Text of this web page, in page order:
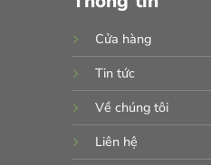
Cửa hàng
Tin tức
Về chúng tôi
Liên hệ